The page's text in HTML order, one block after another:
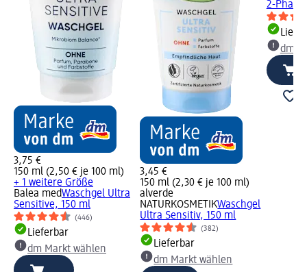
3,75 €
150 ml (2,50 € je 100 ml)
+ 1 weitere Größe
Balea medWaschgel Ultra
Sensitive, 150 ml
(446)
Lieferbar
dm Markt wählen
3,45 €
150 ml (2,30 € je 100 ml)
alverde
NATURKOSMETIKWaschgel
Ultra Sensitiv, 150 ml
(382)
Lieferbar
dm Markt wählen
2-
dm